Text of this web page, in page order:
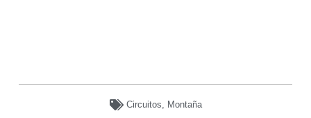
Circuitos, Montaña